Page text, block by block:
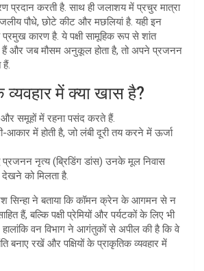
प्रदान करती है. साथ ही जलाशय में प्रचुर मात्रा
पौधे, छोटे कीट और मछलियां है. यही इन
प्रमुख कारण है. ये पक्षी सामूहिक रूप से शांत
हैं और जब मौसम अनुकूल होता है, तो अपने प्रजनन
में क्या खास है?
और समूहों में रहना पसंद करते हैं.
आकार में होती है, जो लंबी दूरी तय करने में ऊर्जा
प्रजनन नृत्य (ब्रिडिंग डांस) उनके मूल निवास
को मिलता है.
सिन्हा ने बताया कि कॉमन क्रेन के आगमन से न
हैं, बल्कि पक्षी प्रेमियों और पर्यटकों के लिए भी
वन विभाग ने आगंतुकों से अपील की है कि वे
रखें और पक्षियों के प्राकृतिक व्यवहार में